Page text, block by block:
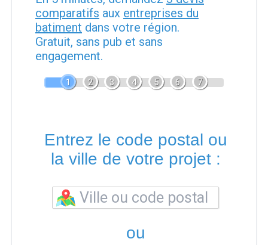
comparatifs aux entreprises du
batiment dans votre région.
Gratuit, sans pub et sans
engagement.
1 2 3 4 5 6 7
Entrez le code postal ou
la ville de votre projet :
ou